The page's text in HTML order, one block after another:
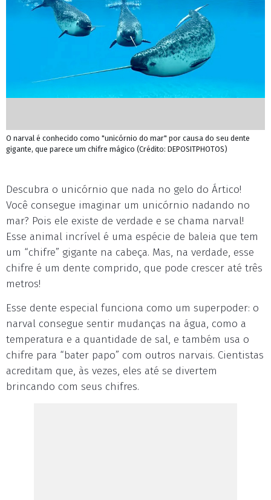
O narval é conhecido como "unicórnio do mar" por causa do seu dente
gigante, que parece um chifre mágico (Crédito: DEPOSITPHOTOS)
Descubra o unicórnio que nada no gelo do Ártico!
Você consegue imaginar um unicórnio nadando no
mar? Pois ele existe de verdade e se chama narval!
Esse animal incrível é uma espécie de baleia que tem
um “chifre” gigante na cabeça. Mas, na verdade, esse
chifre é um dente comprido, que pode crescer até três
metros!
Esse dente especial funciona como um superpoder: o
narval consegue sentir mudanças na água, como a
temperatura e a quantidade de sal, e também usa o
chifre para “bater papo” com outros narvais. Cientistas
acreditam que, às vezes, eles até se divertem
brincando com seus chifres.